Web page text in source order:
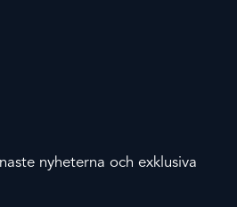
nyheterna och exklusiva